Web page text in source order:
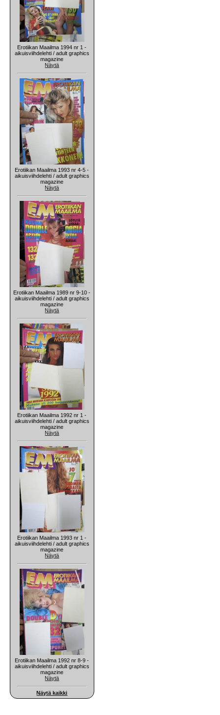
Erotiikan Maailma 1994 nr 1 -
aikuisviihdelehti / adult graphics
magazine
Näytä
Erotiikan Maailma 1993 nr 4-5 -
aikuisviihdelehti / adult graphics
magazine
Näytä
Erotiikan Maailma 1989 nr 9-10 -
aikuisviihdelehti / adult graphics
magazine
Näytä
Erotiikan Maailma 1992 nr 1 -
aikuisviihdelehti / adult graphics
magazine
Näytä
Erotiikan Maailma 1993 nr 1 -
aikuisviihdelehti / adult graphics
magazine
Näytä
Erotiikan Maailma 1992 nr 8-9 -
aikuisviihdelehti / adult graphics
magazine
Näytä
Näytä kaikki